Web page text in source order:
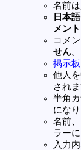
名前は
日本
メン
コメ
せん。
掲示
他人
されま
半角
になり
名前
ラーに
入力